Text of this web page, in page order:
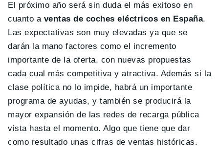
El próximo año será sin duda el más exitoso en
cuanto a ventas de coches eléctricos en España.
Las expectativas son muy elevadas ya que se
darán la mano factores como el incremento
importante de la oferta, con nuevas propuestas
cada cual más competitiva y atractiva. Además si la
clase política no lo impide, habrá un importante
programa de ayudas, y también se producirá la
mayor expansión de las redes de recarga pública
vista hasta el momento. Algo que tiene que dar
como resultado unas cifras de ventas históricas.